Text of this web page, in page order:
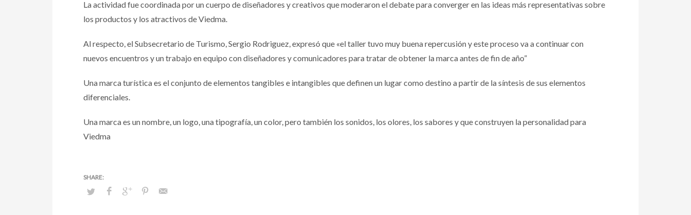
La actividad fue coordinada por un cuerpo de diseñadores y creativos que moderaron el debate para converger en las ideas más representativas sobre
los productos y los atractivos de Viedma.
Al respecto, el Subsecretario de Turismo, Sergio Rodriguez, expresó que «el taller tuvo muy buena repercusión y este proceso va a continuar con
nuevos encuentros y un trabajo en equipo con diseñadores y comunicadores para tratar de obtener la marca antes de fin de año”
Una marca turística es el conjunto de elementos tangibles e intangibles que definen un lugar como destino a partir de la síntesis de sus elementos
diferenciales.
Una marca es un nombre, un logo, una tipografía, un color, pero también los sonidos, los olores, los sabores y que construyen la personalidad para
Viedma